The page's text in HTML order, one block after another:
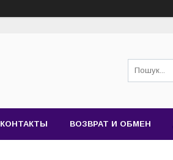
КОНТАКТЫ ВОЗВРАТ И ОБМЕН